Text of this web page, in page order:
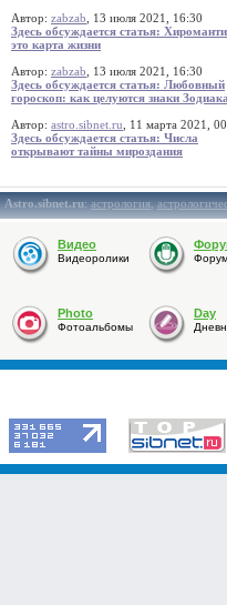
Автор: zabzab , 13 июля 2021, 16:30
Здесь обсуждается статья:
это карта жизни
Автор: zabzab , 13 июля 2021, 16:30
Здесь обсуждается статья: Любовный
гороскоп: как целуются знаки Зодиака
Автор: astro.sibnet.ru , 11 марта 2021,
Здесь обсуждается статья: Числа
открывают тайны мироздания
Astro.sibnet.ru:астрология,
Видео
Видеоролики
Photo
Фотоальбомы
Day